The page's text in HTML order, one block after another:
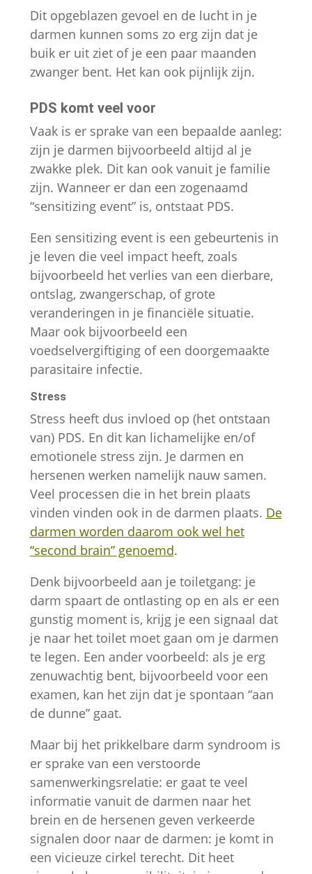
Dit opgeblazen gevoel en de lucht in je
darmen kunnen soms zo erg zijn dat je
buik er uit ziet of je een paar maanden
zwanger bent. Het kan ook pijnlijk zijn.
PDS komt veel voor
Vaak is er sprake van een bepaalde aanleg:
zijn je darmen bijvoorbeeld altijd al je
zwakke plek. Dit kan ook vanuit je familie
zijn. Wanneer er dan een zogenaamd
“sensitizing event” is, ontstaat PDS.
Een sensitizing event is een gebeurtenis in
je leven die veel impact heeft, zoals
bijvoorbeeld het verlies van een dierbare,
ontslag, zwangerschap, of grote
veranderingen in je financiële situatie.
Maar ook bijvoorbeeld een
voedselvergiftiging of een doorgemaakte
parasitaire infectie.
Stress
Stress heeft dus invloed op (het ontstaan
van) PDS. En dit kan lichamelijke en/of
emotionele stress zijn. Je darmen en
hersenen werken namelijk nauw samen.
Veel processen die in het brein plaats
vinden vinden ook in de darmen plaats. De
darmen worden daarom ook wel het
“second brain” genoemd.
Denk bijvoorbeeld aan je toiletgang: je
darm spaart de ontlasting op en als er een
gunstig moment is, krijg je een signaal dat
je naar het toilet moet gaan om je darmen
te legen. Een ander voorbeeld: als je erg
zenuwachtig bent, bijvoorbeeld voor een
examen, kan het zijn dat je spontaan “aan
de dunne” gaat.
Maar bij het prikkelbare darm syndroom is
er sprake van een verstoorde
samenwerkingsrelatie: er gaat te veel
informatie vanuit de darmen naar het
brein en de hersenen geven verkeerde
signalen door naar de darmen: je komt in
een vicieuze cirkel terecht. Dit heet
en je gedrag
tijdens je bezoek
aan onze website
te delen, vergroot
gepersonaliseerde
content en
aanbiedingen te
zien.